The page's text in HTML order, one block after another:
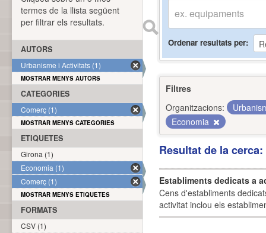
Ordenar resultats per
Filtres
Organitzacions:
Economia
Resultat de la
Establiments dedicats a
Cens d'establiments
activitat inclou els
termes de la llista següent
per filtrar els resultats.
AUTORS
Urbanisme i Activitats (1)
MOSTRAR MENYS AUTORS
CATEGORIES
Comerç (1)
MOSTRAR MENYS CATEGORIES
ETIQUETES
Girona (1)
Economia (1)
Comerç (1)
MOSTRAR MENYS ETIQUETES
FORMATS
CSV (1)